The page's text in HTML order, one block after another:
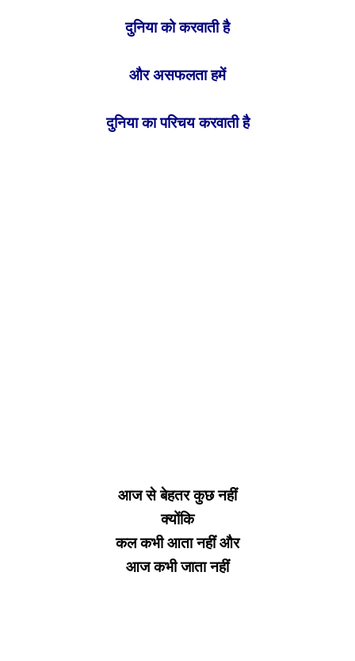
दुनिया को करवाती है
और असफलता हमें
दुनिया का परिचय करवाती है
आज से बेहतर कुछ नहीं
क्योंकि
कल कभी आता नहीं और
आज कभी जाता नहीं